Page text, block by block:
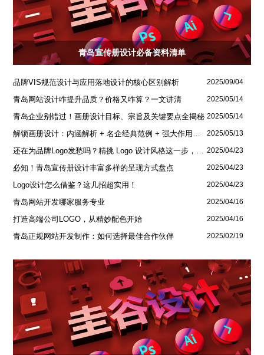
青岛宣传册设计必备资料清单
品牌VIS规范设计与应用落地设计的核心区别解析 2025/09/04
青岛网站设计咋提升品质？价格又咋算？一文讲清 2025/05/14
青岛企业别错过！画册设计目标、宗旨及关键要点全揭秘 2025/05/14
解锁画册设计：内涵解析 + 名企经典范例 + 强大作用全揭秘 2025/05/13
还在为品牌Logo发愁吗？精挑 Logo 设计风格这一步，轻松铸就独属于你的品牌魅力 2025/04/23
必知！青岛宣传册设计丰富多样的呈现方式盘点 2025/04/23
Logo设计怎么借鉴？这几招超实用！ 2025/04/23
青岛网站开发哪家服务专业 2025/04/16
打造高端公司LOGO，从精妙配色开始 2025/04/16
青岛正规网站开发制作：如何选择最佳合作伙伴 2025/02/19